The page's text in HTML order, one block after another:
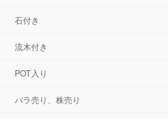
石付き
流木付き
POT入り
バラ売り、株売り